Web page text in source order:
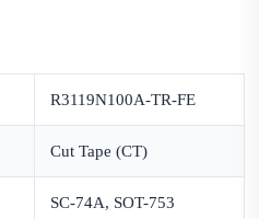
R3119N100A-TR-FE
Cut Tape (CT)
SC-74A, SOT-753